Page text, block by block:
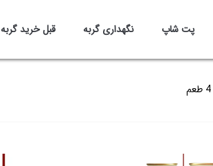
پت شاپ نگهداری گربه قبل خرید گربه